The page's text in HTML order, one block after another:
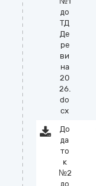
до
ТД
Де
ре
ви
на
20
26.
do
cx
До
да
то
к
№2
до